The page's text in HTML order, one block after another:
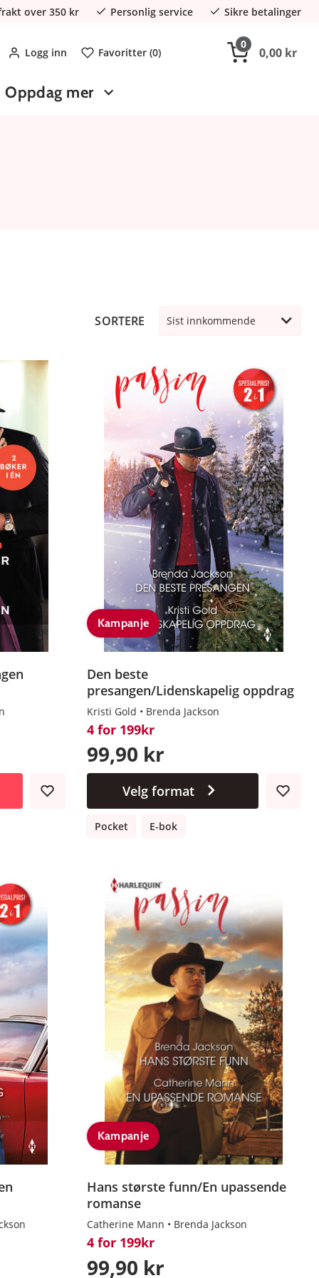
over 350 kr Personlig service Sikre betalinger
Logg inn Favoritter (0)
0
0,00 kr
Oppdag mer
SORTERE Sist innkommende
Kampanje
Den beste
presangen/Lidenskapelig oppdrag
Kristi Gold Brenda Jackson
4 for 199kr
99,90 kr
Velg format
Pocket E-bok
Kampanje
Hans største funn/En upassende
romanse
Catherine Mann Brenda Jackson
4 for 199kr
99,90 kr